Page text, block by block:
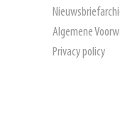
Algemene
Privacy policy